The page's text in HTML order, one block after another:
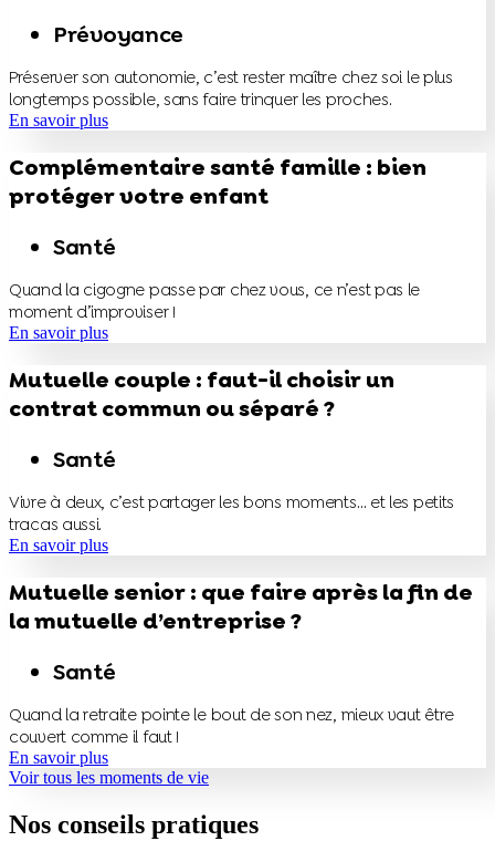
Prévoyance
Préserver son autonomie, c’est rester maître chez soi le plus
longtemps possible, sans faire trinquer les proches.
En savoir plus
Complémentaire santé famille : bien
protéger votre enfant
Santé
Quand la cigogne passe par chez vous, ce n’est pas le
moment d’improviser !
En savoir plus
Mutuelle couple : faut-il choisir un
contrat commun ou séparé ?
Santé
Vivre à deux, c’est partager les bons moments… et les petits
tracas aussi.
En savoir plus
Mutuelle senior : que faire après la fin de
la mutuelle d’entreprise ?
Santé
Quand la retraite pointe le bout de son nez, mieux vaut être
couvert comme il faut !
En savoir plus
Voir tous les moments de vie
Nos conseils pratiques